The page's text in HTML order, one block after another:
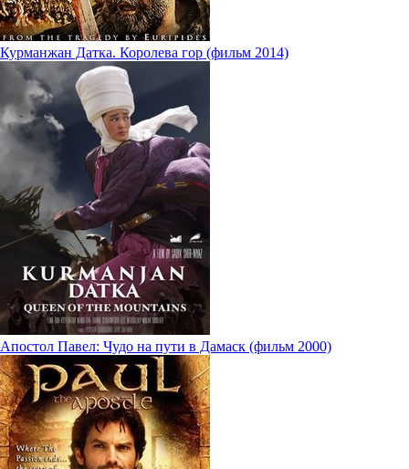
Курманжан Датка. Королева гор (фильм 2014)
Апостол Павел: Чудо на пути в Дамаск (фильм 2000)